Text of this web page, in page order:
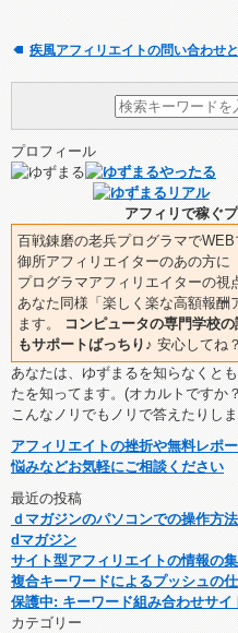
疾風アフィリエイトの問い合わせ
プロフィール
アフィリで稼ぐ
百戦錬磨の老兵プログラマで
御所アフィリエイターのあの方に
プログラマアフィリエイターの視
あなた同様「楽しく楽な高額報酬
ます。
コンピュータの専門学校
もサポートばっちり♪ 安心してね？
あなたは、ゆずまるを知らなくと
たを知ってます。(オカルトですか
こんなノリでもノリで答えたりしま
アフィリエイトの挫折や無料レポ
悩みなどお気軽にご相談ください
最近の投稿
ｄマガジンのパソコンでの操作方法
dマガジン
サイト型アフィリエイトの情報の
複合キーワードによるプッシュの
保護中: キーワード組み合わせサイ
カテゴリー